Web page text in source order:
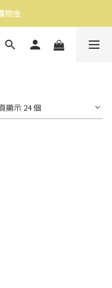
運
物金
運
顯示 24 個